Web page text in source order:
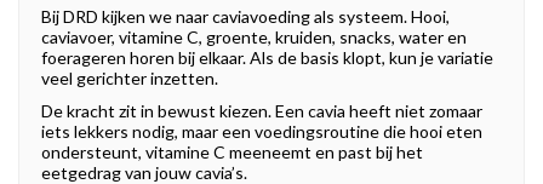
Bij DRD kijken we naar caviavoeding als systeem. Hooi,
caviavoer, vitamine C, groente, kruiden, snacks, water en
foerageren horen bij elkaar. Als de basis klopt, kun je variatie
veel gerichter inzetten.
De kracht zit in bewust kiezen. Een cavia heeft niet zomaar
iets lekkers nodig, maar een voedingsroutine die hooi eten
ondersteunt, vitamine C meeneemt en past bij het
eetgedrag van jouw cavia’s.